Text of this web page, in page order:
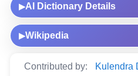
▶AI Dictionary Details
▶Wikipedia
Contributed by: Kulendra